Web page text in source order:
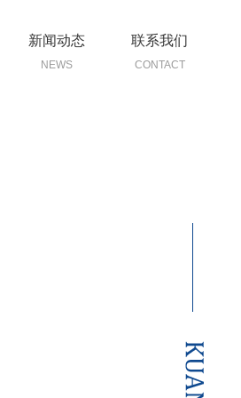
新闻动态
NEWS
联系我们
CONTACT